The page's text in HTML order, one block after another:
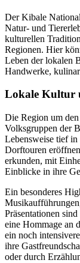
Der Kibale
Natur- und
kulturellen
Regionen. Hier
Leben der lokalen
Handwerke,
Lokale Kultur
Die Region um
Volksgruppen der
Lebensweise tief
Dorftouren
erkunden, mit
Einblicke in ihre
Ein besonderes
Präsentationen
eine Hommage an
ein noch
ihre
oder durch